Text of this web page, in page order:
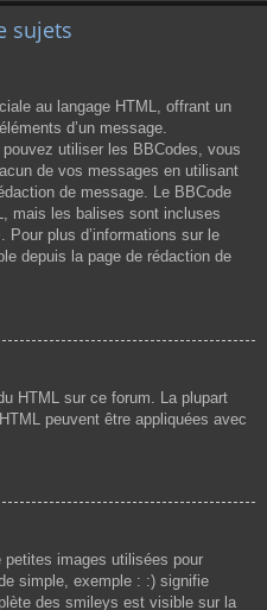
sujets
au langage HTML, offrant un
d’un message.
pouvez utiliser les BBCodes, vous
de vos messages en utilisant
de message. Le BBCode
mais les balises sont incluses
plus d’informations sur le
depuis la page de rédaction de
HTML sur ce forum. La plupart
peuvent être appliquées avec
images utilisées pour
simple, exemple : :) signifie
des smileys est visible sur la